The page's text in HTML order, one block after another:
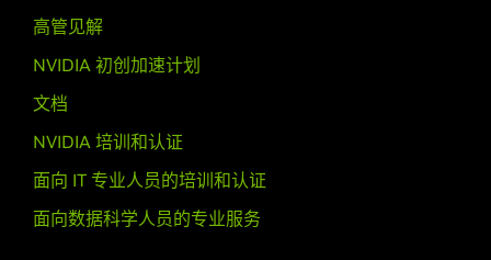
高管见解
NVIDIA 初创加速计划
文档
NVIDIA 培训和认证
面向 IT 专业人员的培训和认证
面向数据科学人员的专业服务